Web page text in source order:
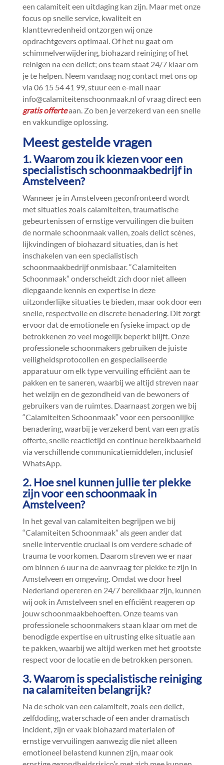
een calamiteit een uitdaging kan zijn.​ Maar met onze
focus op snelle service, kwaliteit en
klanttevredenheid ontzorgen wij onze
opdrachtgevers optimaal.​ Of het nu gaat om
schimmelverwijdering, biohazard reiniging of het
reinigen na een delict; ons team staat 24/7 klaar om
je te helpen.​ Neem vandaag nog contact met ons op
via 06 15 54 41 99, stuur een e-mail naar
info@calamiteitenschoonmaak.​nl of vraag direct een
gratis offerteaan.​ Zo ben je verzekerd van een snelle
en vakkundige oplossing.​
Meest gestelde vragen
1.​ Waarom zou ik kiezen voor een
specialistisch schoonmaakbedrijf in
Amstelveen?
Wanneer je in Amstelveen geconfronteerd wordt
met situaties zoals calamiteiten, traumatische
gebeurtenissen of ernstige vervuilingen die buiten
de normale schoonmaak vallen, zoals delict scènes,
lijkvindingen of biohazard situaties, dan is het
inschakelen van een specialistisch
schoonmaakbedrijf onmisbaar.​ “Calamiteiten
Schoonmaak” onderscheidt zich door niet alleen
diepgaande kennis en expertise in deze
uitzonderlijke situaties te bieden, maar ook door een
snelle, respectvolle en discrete benadering.​ Dit zorgt
ervoor dat de emotionele en fysieke impact op de
betrokkenen zo veel mogelijk beperkt blijft.​ Onze
professionele schoonmakers gebruiken de juiste
veiligheidsprotocollen en gespecialiseerde
apparatuur om elk type vervuiling efficiënt aan te
pakken en te saneren, waarbij we altijd streven naar
het welzijn en de gezondheid van de bewoners of
gebruikers van de ruimtes.​ Daarnaast zorgen we bij
“Calamiteiten Schoonmaak” voor een persoonlijke
benadering, waarbij je verzekerd bent van een gratis
offerte, snelle reactietijd en continue bereikbaarheid
via verschillende communicatiemiddelen, inclusief
WhatsApp.​
2.​ Hoe snel kunnen jullie ter plekke
zijn voor een schoonmaak in
Amstelveen?
In het geval van calamiteiten begrijpen we bij
“Calamiteiten Schoonmaak” als geen ander dat
snelle interventie cruciaal is om verdere schade of
trauma te voorkomen.​ Daarom streven we er naar
om binnen 6 uur na de aanvraag ter plekke te zijn in
Amstelveen en omgeving.​ Omdat we door heel
Nederland opereren en 24/7 bereikbaar zijn, kunnen
wij ook in Amstelveen snel en efficiënt reageren op
jouw schoonmaakbehoeften.​ Onze teams van
professionele schoonmakers staan klaar om met de
benodigde expertise en uitrusting elke situatie aan
te pakken, waarbij we altijd werken met het grootste
respect voor de locatie en de betrokken personen.​
3.​ Waarom is specialistische reiniging
na calamiteiten belangrijk?
Na de schok van een calamiteit, zoals een delict,
zelfdoding, waterschade of een ander dramatisch
incident, zijn er vaak biohazard materialen of
ernstige vervuilingen aanwezig die niet alleen
emotioneel belastend kunnen zijn, maar ook